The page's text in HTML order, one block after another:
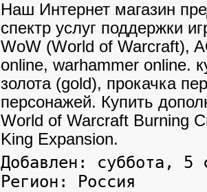
Наш Интернет магазин
спектр услуг поддержки
WoW (World of Warcraft),
online, warhammer online.
золота (gold), прокачка
персонажей. Купить
World of Warcraft Burning
King Expansion.
Добавлен: суббота, 5
Регион: Россия